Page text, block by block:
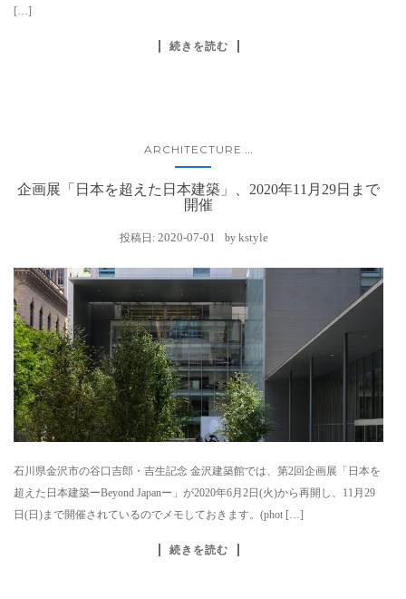
[…]
続きを読む
ARCHITECTURE
企画展「日本を超えた日本建築」、2020年11月29日まで
開催
投稿日: 2020-07-01 by kstyle
石川県金沢市の谷口吉郎・吉生記念 金沢建築館では、第2回企画展「日本を
超えた日本建築ーBeyond Japanー」が2020年6月2日(火)から再開し、11月29
日(日)まで開催されているのでメモしておきます。(phot […]
続きを読む